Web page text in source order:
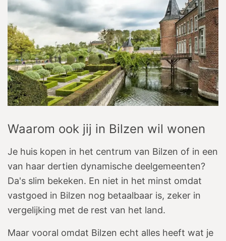
Waarom ook jij in Bilzen wil wonen
Je huis kopen in het centrum van Bilzen of in een
van haar dertien dynamische deelgemeenten?
Da's slim bekeken. En niet in het minst omdat
vastgoed in Bilzen nog betaalbaar is, zeker in
vergelijking met de rest van het land.
Maar vooral omdat Bilzen echt alles heeft wat je